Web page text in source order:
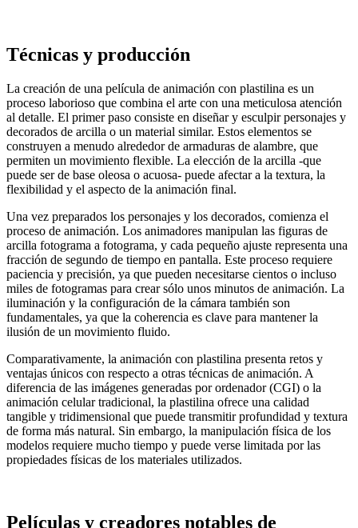
Técnicas y producción
La creación de una película de animación con plastilina es un
proceso laborioso que combina el arte con una meticulosa atención
al detalle. El primer paso consiste en diseñar y esculpir personajes y
decorados de arcilla o un material similar. Estos elementos se
construyen a menudo alrededor de armaduras de alambre, que
permiten un movimiento flexible. La elección de la arcilla -que
puede ser de base oleosa o acuosa- puede afectar a la textura, la
flexibilidad y el aspecto de la animación final.
Una vez preparados los personajes y los decorados, comienza el
proceso de animación. Los animadores manipulan las figuras de
arcilla fotograma a fotograma, y cada pequeño ajuste representa una
fracción de segundo de tiempo en pantalla. Este proceso requiere
paciencia y precisión, ya que pueden necesitarse cientos o incluso
miles de fotogramas para crear sólo unos minutos de animación. La
iluminación y la configuración de la cámara también son
fundamentales, ya que la coherencia es clave para mantener la
ilusión de un movimiento fluido.
Comparativamente, la animación con plastilina presenta retos y
ventajas únicos con respecto a otras técnicas de animación. A
diferencia de las imágenes generadas por ordenador (CGI) o la
animación celular tradicional, la plastilina ofrece una calidad
tangible y tridimensional que puede transmitir profundidad y textura
de forma más natural. Sin embargo, la manipulación física de los
modelos requiere mucho tiempo y puede verse limitada por las
propiedades físicas de los materiales utilizados.
Películas y creadores notables de